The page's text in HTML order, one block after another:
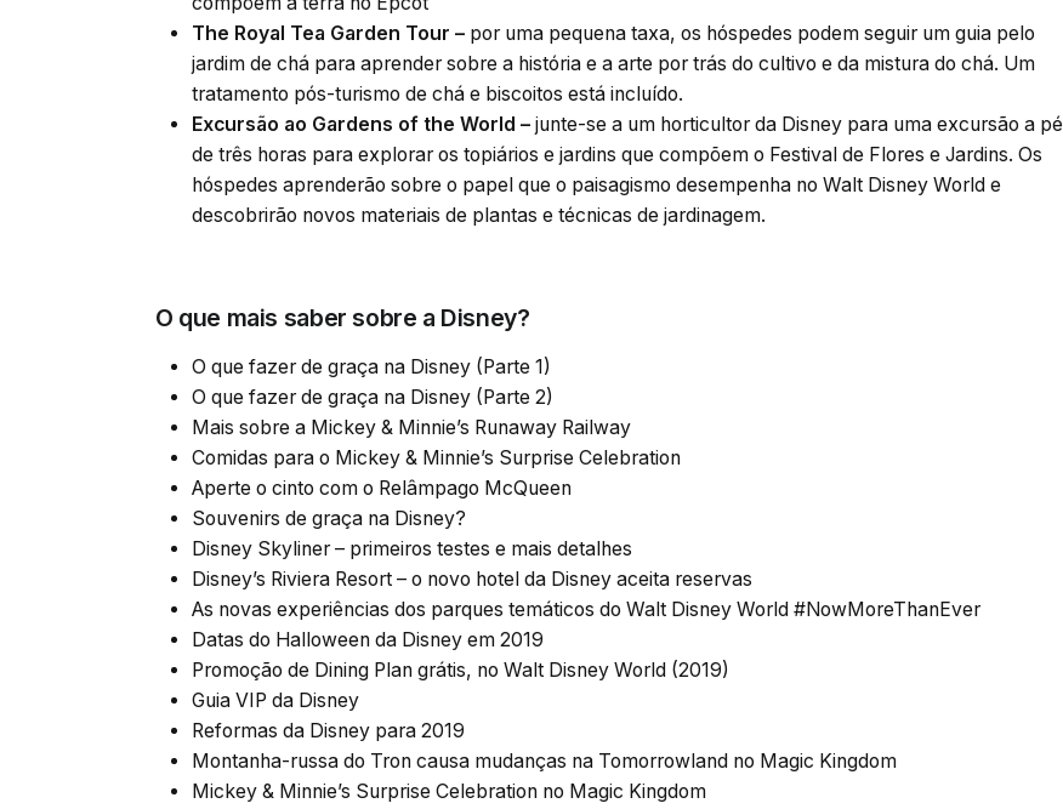
The Royal Tea Garden Tour – por uma pequena taxa, os hóspedes podem seguir um guia pelo
jardim de chá para aprender sobre a história e a arte por trás do cultivo e da mistura do chá. Um
tratamento pós-turismo de chá e biscoitos está incluído.
Excursão ao Gardens of the World – junte-se a um horticultor da Disney para uma excursão a pé
de três horas para explorar os topiários e jardins que compõem o Festival de Flores e Jardins. Os
hóspedes aprenderão sobre o papel que o paisagismo desempenha no Walt Disney World e
descobrirão novos materiais de plantas e técnicas de jardinagem.
O que mais saber sobre a Disney?
O que fazer de graça na Disney (Parte 1)
O que fazer de graça na Disney (Parte 2)
Mais sobre a Mickey & Minnie’s Runaway Railway
Comidas para o Mickey & Minnie’s Surprise Celebration
Aperte o cinto com o Relâmpago McQueen
Souvenirs de graça na Disney?
Disney Skyliner – primeiros testes e mais detalhes
Disney’s Riviera Resort – o novo hotel da Disney aceita reservas
As novas experiências dos parques temáticos do Walt Disney World #NowMoreThanEver
Datas do Halloween da Disney em 2019
Promoção de Dining Plan grátis, no Walt Disney World (2019)
Guia VIP da Disney
Reformas da Disney para 2019
Montanha-russa do Tron causa mudanças na Tomorrowland no Magic Kingdom
Mickey & Minnie’s Surprise Celebration no Magic Kingdom